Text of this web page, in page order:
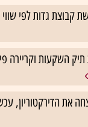
תיק השקעות וקריירה
את הדירקטוריון,